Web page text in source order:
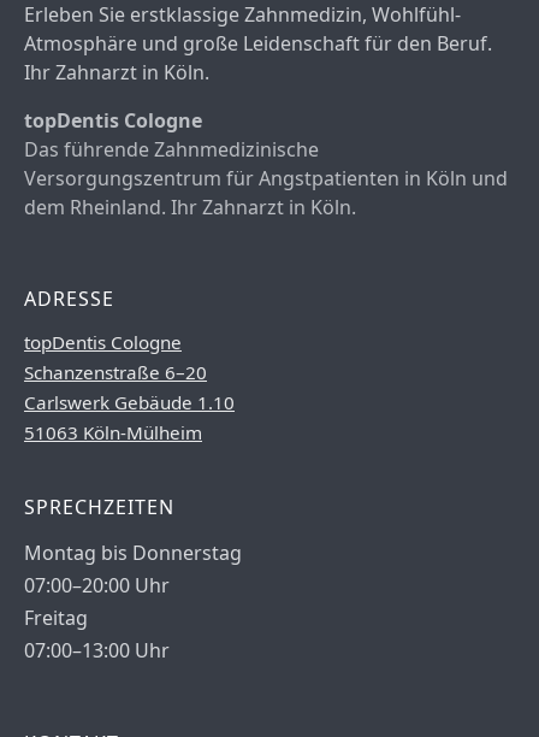
Erleben Sie erstklassige Zahnmedizin, Wohlfühl-
Atmosphäre und große Leidenschaft für den Beruf.
Ihr Zahnarzt in Köln.
topDentis Cologne
Das führende Zahnmedizinische
Versorgungszentrum für Angstpatienten in Köln und
dem Rheinland. Ihr Zahnarzt in Köln.
ADRESSE
topDentis Cologne
Schanzenstraße 6–20
Carlswerk Gebäude 1.10
51063 Köln-Mülheim
SPRECHZEITEN
Montag bis Donnerstag
07:00–20:00 Uhr
Freitag
07:00–13:00 Uhr